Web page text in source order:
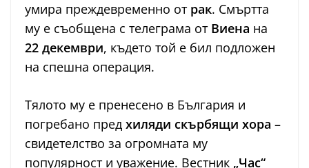
умира преждевременно от рак. Смъртта
му е съобщена с телеграма от Виена на
22 декември, където той е бил подложен
на спешна операция.
Тялото му е пренесено в България и
погребано пред хиляди скърбящи хора –
свидетелство за огромната му
популярност и уважение. Вестник „Час“